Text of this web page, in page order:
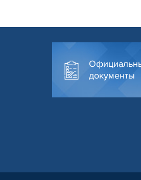
документы